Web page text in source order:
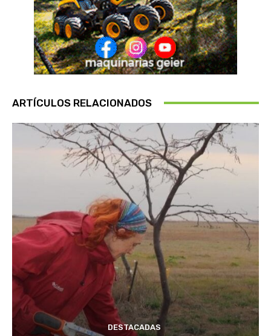
ARTÍCULOS RELACIONADOS
DESTACADAS